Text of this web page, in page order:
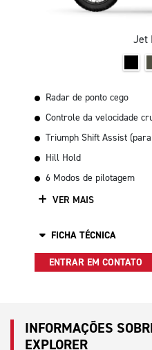
Jet
Radar de ponto cego
Controle da velocidade
Triumph Shift Assist
Hill Hold
6 Modos de pilotagem
VER MAIS
FICHA TÉCNICA
ENTRAR EM CONTATO
INFORMAÇÕES
EXPLORER